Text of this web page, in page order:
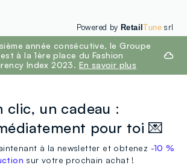
Powered by RetailTunesrl
année consécutive, le Groupe
à la 1ère place du Fashion
Index 2023. En savoir plus
clic, un cadeau :
pour toi 💌
à la newsletter et obtenez -10 %
sur votre prochain achat !